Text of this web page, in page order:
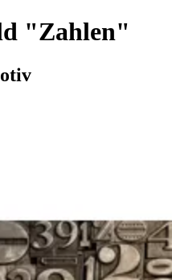
"Zahlen"